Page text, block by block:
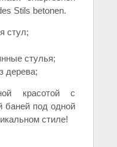
Stils betonen.
стул;
стулья;
дерева;
красотой с
баней под одной
стиле!